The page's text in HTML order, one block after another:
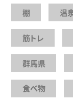
棚 温
筋トレ
群馬県
食べ物